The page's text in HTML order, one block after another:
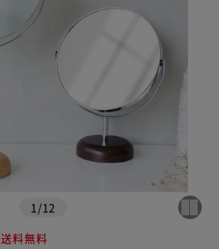
1 /12
送料無料